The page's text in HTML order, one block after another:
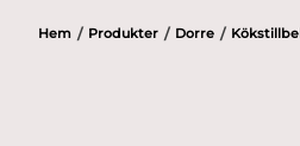
Hem / Produkter / Dorre /